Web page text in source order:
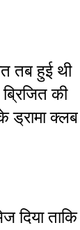
तब हुई थी
की
ड्रामा क्लब
दिया ताकि